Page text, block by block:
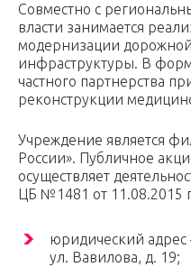
Совместно с
власти занимается
модернизации
инфраструктуры. В
частного партнерства
реконструкции
Учреждение является
России». Публичное
осуществляет
ЦБ №1481 от 11.08.2015
юридический адрес
ул. Вавилова, д. 19;